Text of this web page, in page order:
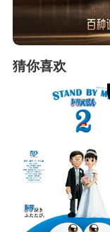
猜你喜欢